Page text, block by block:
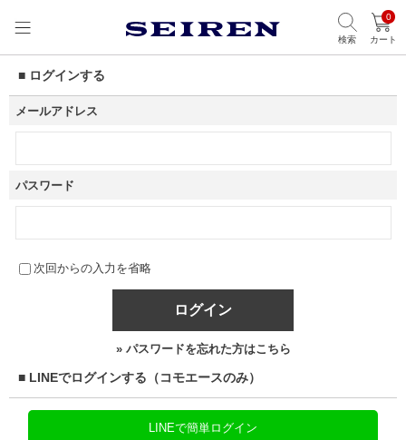
検索
0
カート
■ ログインする
メールアドレス
パスワード
次回からの入力を省略
ログイン
» パスワードを忘れた方はこちら
■ LINEでログインする（コモエースのみ）
LINEで簡単ログイン